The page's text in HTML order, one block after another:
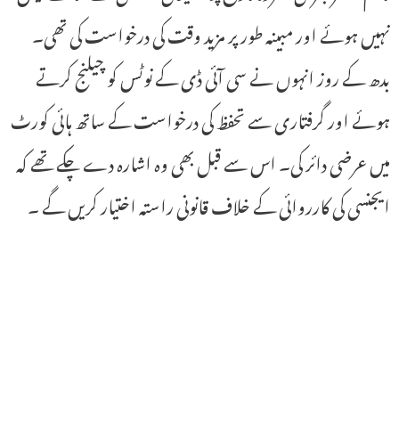
نہیں ہوئے اور مبینہ طور پر مزید وقت کی درخواست کی تھی۔
بدھ کے روز انہوں نے سی آئی ڈی کے نوٹس کو چیلنج کرتے
ہوئے اور گرفتاری سے تحفظ کی درخواست کے ساتھ ہائی کورٹ
میں عرضی دائر کی۔ اس سے قبل بھی وہ اشارہ دے چکے تھے کہ
ایجنسی کی کارروائی کے خلاف قانونی راستہ اختیار کریں گے ۔